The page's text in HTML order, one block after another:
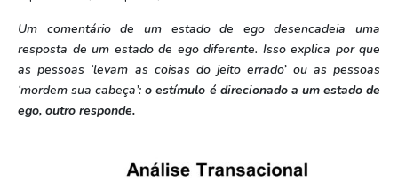
Um comentário de um estado de ego desencadeia uma
resposta de um estado de ego diferente. Isso explica por que
as pessoas ‘levam as coisas do jeito errado’ ou as pessoas
‘mordem sua cabeça’:o estímulo é direcionado a um estado de
ego, outro responde.